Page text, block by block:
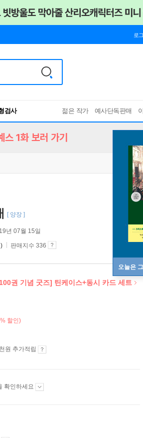
로
검사
젊은 작가 예사단독판매
오늘은
스 1화 보러 가기
[ 양장 ]
년 07월 15일
판매지수 336
권 기념 굿즈] 틴케이스+동시 카드 세트
할인)
원 추가적립
확인하세요